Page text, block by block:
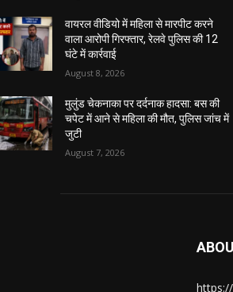
वायरल वीडियो में महिला से मारपीट करने
वाला आरोपी गिरफ्तार, रेलवे पुलिस की 12
घंटे में कार्रवाई
August 8, 2026
मुलुंड चेकनाका पर दर्दनाक हादसा: बस की
चपेट में आने से महिला की मौत, पुलिस जांच में
जुटी
August 7, 2026
https://